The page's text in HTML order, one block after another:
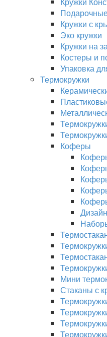
Кружки с
Эко кружки
Кружки на
Костеры и
Упаковка
Термокружки
Коферы
Мини
Стаканы с